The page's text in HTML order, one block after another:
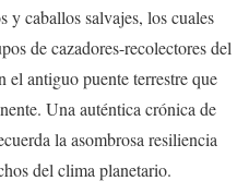
y caballos salvajes, los cuales
de cazadores-recolectores del
antiguo puente terrestre que
Una auténtica crónica de
la asombrosa resiliencia
del clima planetario.